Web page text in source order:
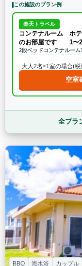
この施設のプラン例
楽天トラベル
コンテナルーム ホテ
のお部屋です 1〜2
2段ベッドコンテナルー
大人2名×1室の場合(税
空室
全プラ
BBQ 海水浴 カップル